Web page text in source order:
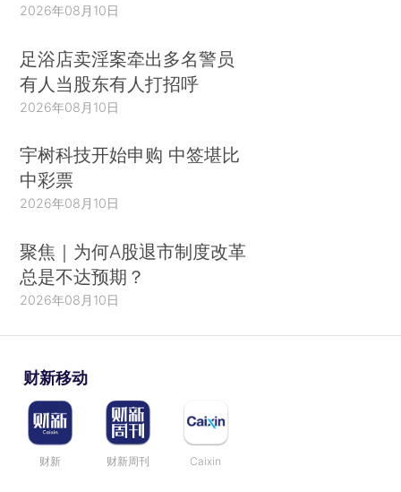
2026年08月10日
足浴店卖淫案牵出多名警员
有人当股东有人打招呼
2026年08月10日
宇树科技开始申购 中签堪比
中彩票
2026年08月10日
聚焦｜为何A股退市制度改革
总是不达预期？
2026年08月10日
财新移动
财新 财新周刊 Caixin